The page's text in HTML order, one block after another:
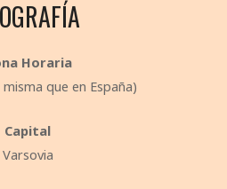
Horaria
que en España)
Capital
Varsovia